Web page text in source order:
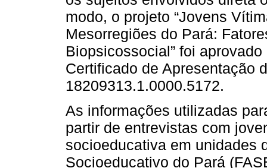
modo, o projeto “Jovens
Mesorregiões do Pará:
Biopsicossocial” foi
Certificado de Apresentação
18209313.1.0000.5172.
As informações utilizadas
partir de entrevistas com
socioeducativa em unidades
Socioeducativo do Pará